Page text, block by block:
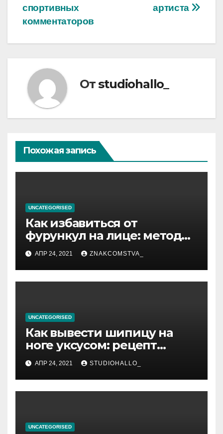
артиста
спортивных
комментаторов
Отstudiohallo_
Похожая запись
UNCATEGORISED
Как избавиться от
фурункул на лице: методы
лечения
АПР 24, 2021 ZNAKCOMSTVA_
UNCATEGORISED
Как вывести шипицу на
ноге уксусом: рецепт
приготовления
компрессов и теста
АПР 24, 2021 STUDIOHALLO_
UNCATEGORISED